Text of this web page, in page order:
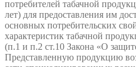
потребителей табачной
лет) для предоставления им
основных потребительских
характеристик табачной
(п.1 и п.2 ст.10 Закона «О
Представленную продукцию